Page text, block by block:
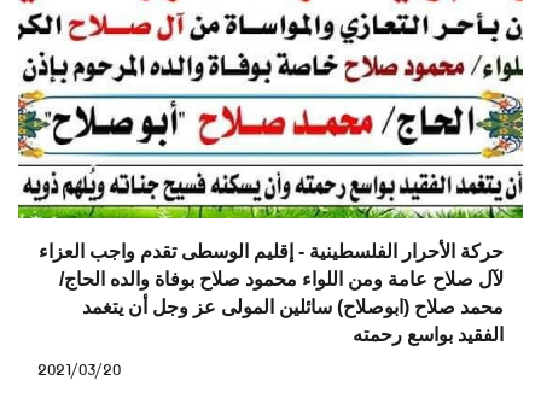
حركة الأحرار الفلسطينية - إقليم الوسطى تقدم واجب العزاء
لآل صلاح عامة ومن اللواء محمود صلاح بوفاة والده الحاج/
محمد صلاح (ابوصلاح) سائلين المولى عز وجل أن يتغمد
الفقيد بواسع رحمته